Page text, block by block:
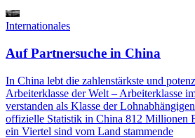
Internationales
Auf Partnersuche in China
In China lebt die zahlenstärkste und
Arbeiterklasse der Welt – Arbeiterklasse
verstanden als Klasse der
offizielle Statistik in China 812 Millionen
ein Viertel sind vom Land stammende